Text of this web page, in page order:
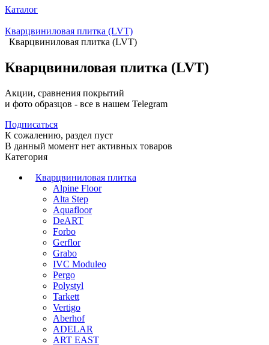
Каталог
Кварцвиниловая плитка (LVT)
Кварцвиниловая плитка (LVT)
Кварцвиниловая плитка (LVT)
Акции, сравнения покрытий
и фото образцов - все в нашем Telegram
Подписаться
К сожалению, раздел пуст
В данный момент нет активных товаров
Категория
Кварцвиниловая плитка
Alpine Floor
Alta Step
Aquafloor
DeART
Forbo
Gerflor
Grabo
IVC Moduleo
Pergo
Polystyl
Tarkett
Vertigo
Aberhof
ADELAR
ART EAST